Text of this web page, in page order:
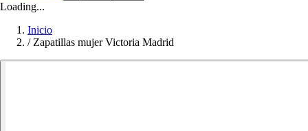
Loading...
Inicio
/ Zapatillas mujer Victoria Madrid